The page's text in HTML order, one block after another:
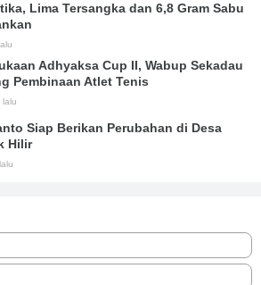
Lima Tersangka dan 6,8 Gram Sabu
Adhyaksa Cup II, Wabup Sekadau
Pembinaan Atlet Tenis
lalu
Siap Berikan Perubahan di Desa
Hilir